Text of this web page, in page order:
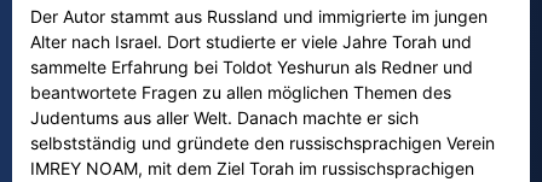
Der Autor stammt aus Russland und immigrierte im jungen
Alter nach Israel. Dort studierte er viele Jahre Torah und
sammelte Erfahrung bei Toldot Yeshurun als Redner und
beantwortete Fragen zu allen möglichen Themen des
Judentums aus aller Welt. Danach machte er sich
selbstständig und gründete den russischsprachigen Verein
IMREY NOAM, mit dem Ziel Torah im russischsprachigen